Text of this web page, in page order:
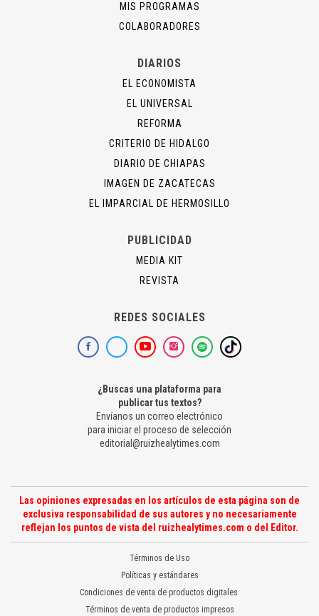
MIS PROGRAMAS
COLABORADORES
DIARIOS
EL ECONOMISTA
EL UNIVERSAL
REFORMA
CRITERIO DE HIDALGO
DIARIO DE CHIAPAS
IMAGEN DE ZACATECAS
EL IMPARCIAL DE HERMOSILLO
PUBLICIDAD
MEDIA KIT
REVISTA
REDES SOCIALES
¿Buscas una plataforma para
publicar tus textos?
Envíanos un correo electrónico
para iniciar el proceso de selección
editorial@ruizhealytimes.com
Las opiniones expresadas en los artículos de esta página son de
exclusiva responsabilidad de sus autores y no necesariamente
reflejan los puntos de vista del ruizhealytimes.com o del Editor.
Términos de Uso
Políticas y estándares
Condiciones de venta de productos digitales
Términos de venta de productos impresos